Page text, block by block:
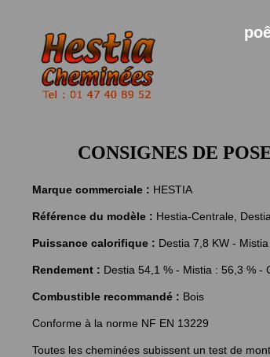
CONSIGNES DE
Marque commerciale : HESTIA
Référence du modèle : Hestia-Centrale,
Puissance calorifique : Destia 7,8 KW -
Rendement : Destia 54,1 % - Mistia : 56,3 % -
Combustible recommandé : Bois
Conforme à la norme NF EN 13229
Toutes les cheminées subissent un test de